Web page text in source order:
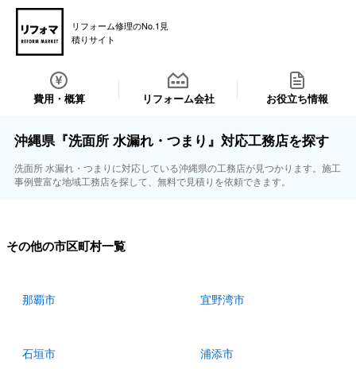
リフォーム修理のNo.1見
積りサイト
費用・概算 リフォーム会社 お役立ち情報
沖縄県『洗面所 水漏れ・つまり』対応工務店を探す
洗面所 水漏れ・つまりに対応している沖縄県の工務店が見つかります。施工
事例豊富な地域工務店を探して、無料で見積りを依頼できます。
その他の市区町村一覧
那覇市 宜野湾市
石垣市 浦添市